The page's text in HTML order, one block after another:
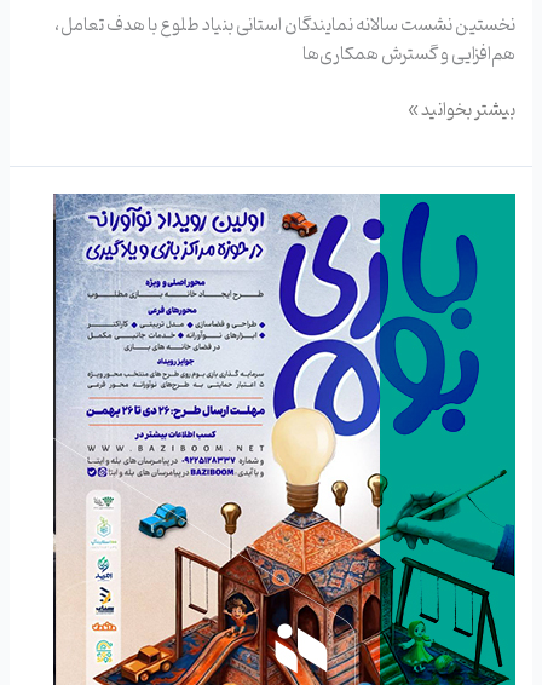
نخستین نشست سالانه نمایندگان استانی بنیاد طلوع با هدف تعامل،
هم‌افزایی و گسترش همکاری‌ها
بیشتر بخوانید »
مطلوب